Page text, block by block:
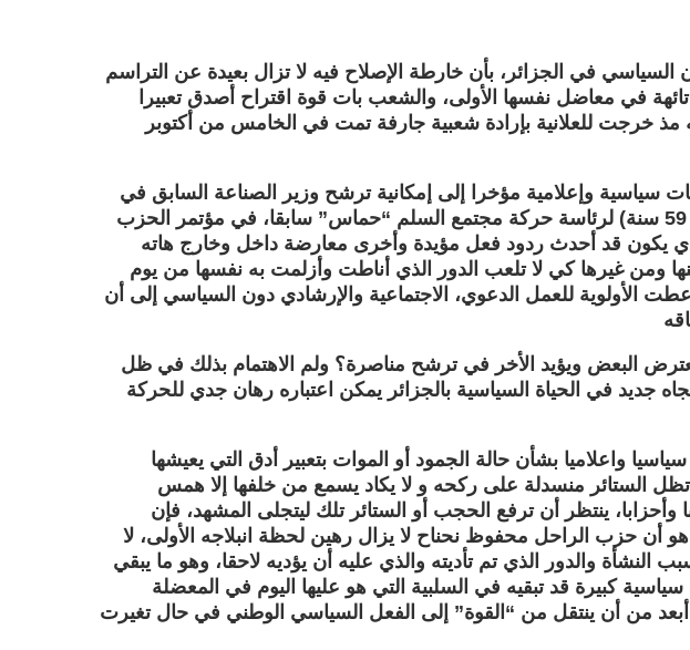
السياسي في الجزائر، بأن خارطة الإصلاح فيه لا تزال بعيدة عن التراسم
تائهة في معاضل نفسها الأولى، والشعب بات قوة اقتراح أصدق تعبيرا
مذ خرجت للعلانية بإرادة شعبية جارفة تمت في الخامس من أكتوبر
سياسية وإعلامية مؤخرا إلى إمكانية ترشح وزير الصناعة السابق في
عهد بوتفليقة عبد المجيد مناصرة ( 59 سنة) لرئاسة حركة مجتمع السلم “حماس” سابقا، في مؤتمر الحزب
يكون قد أحدث ردود فعل مؤيدة وأخرى معارضة داخل وخارج هاته
منها ومن غيرها كي لا تلعب الدور الذي أناطت وأزلمت به نفسها من يوم
الأولوية للعمل الدعوي، الاجتماعية والإرشادي دون السياسي إلى أن
البعض ويؤيد الأخر في ترشح مناصرة؟ ولم الاهتمام بذلك في ظل
جديد في الحياة السياسية بالجزائر يمكن اعتباره رهان جدي للحركة
واعلاميا بشأن حالة الجمود أو الموات بتعبير أدق التي يعيشها
الستائر منسدلة على ركحه و لا يكاد يسمع من خلفها إلا همس
وأحزابا، ينتظر أن ترفع الحجب أو الستائر تلك ليتجلى المشهد، فإن
أن حزب الراحل محفوظ نحناح لا يزال رهين لحظة انبلاجه الأولى، لا
النشأة والدور الذي تم تأديته والذي عليه أن يؤديه لاحقا، وهو ما يبقي
كبيرة قد تبقيه في السلبية التي هو عليها اليوم في المعضلة
أبعد من أن ينتقل من “القوة” إلى الفعل السياسي الوطني في حال تغيرت